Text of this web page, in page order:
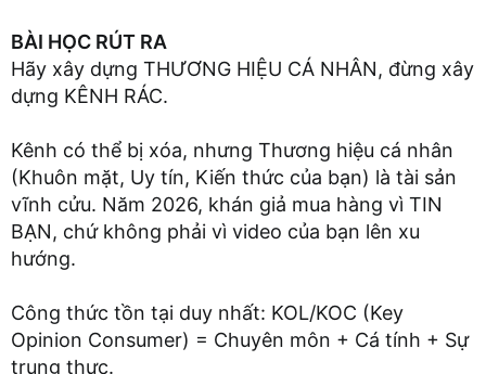
BÀI HỌC RÚT RA
Hãy xây dựng THƯƠNG HIỆU CÁ NHÂN, đừng xây
dựng KÊNH RÁC.
Kênh có thể bị xóa, nhưng Thương hiệu cá nhân
(Khuôn mặt, Uy tín, Kiến thức của bạn) là tài sản
vĩnh cửu. Năm 2026, khán giả mua hàng vì TIN
BẠN, chứ không phải vì video của bạn lên xu
hướng.
Công thức tồn tại duy nhất: KOL/KOC (Key
Opinion Consumer) = Chuyên môn + Cá tính + Sự
trung thực.